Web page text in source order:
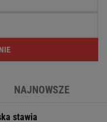
NAJNOWSZE
stawia